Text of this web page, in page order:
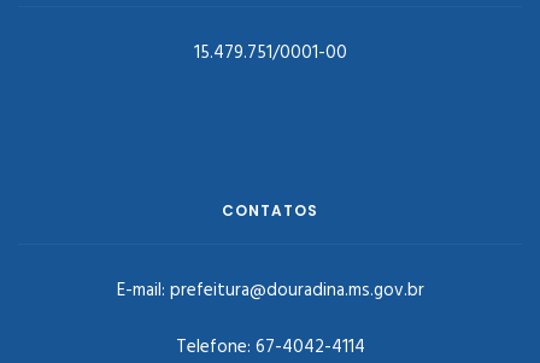
15.479.751/0001-00
CONTATOS
E-mail: prefeitura@douradina.ms.gov.br
Telefone: 67-4042-4114